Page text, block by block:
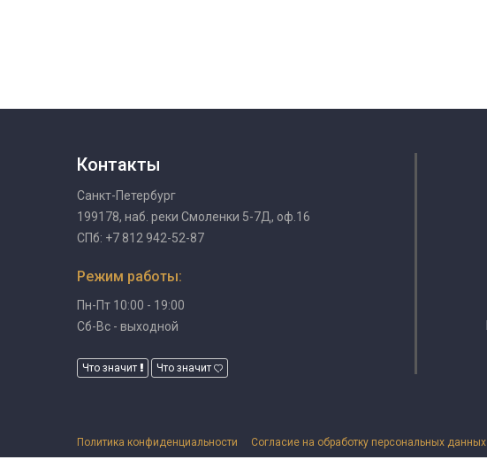
Контакты
Санкт-Петербург
199178, наб. реки Смоленки 5-7Д, оф.16
СПб: +7 812 942-52-87
Режим работы:
Пн-Пт 10:00 - 19:00
Сб-Вс - выходной
Что значит Что значит
Политика конфиденциальности Согласие на обработку персональных данных